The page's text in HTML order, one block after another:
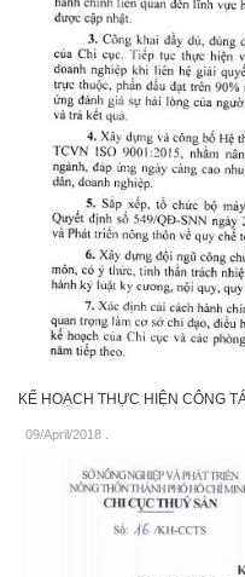
KẾ HOẠCH THỰC HIỆN CÔNG
09/April/2018